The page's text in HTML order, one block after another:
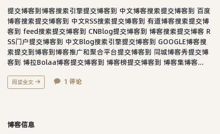
提交博客到博客搜索引擎提交博客到 中文博客搜索提交博客到 百度
博客搜索提交博客到 中文RSS搜索提交博客到 有道博客搜索提交博
客到 feed搜索提交博客到 CNBlog提交博客到 博客搜索提交博客 R
SS门户提交博客到 中文Blog搜索引擎提交博客到 GOOGLE博客搜
索提交到博客到博客推广和聚合平台提交博客到 同城博客秀提交博
客到 博拉Bolaa博客提交博客到 博客榜提交博客到 博客集博客...
阅读全文 1 评论
博客信息